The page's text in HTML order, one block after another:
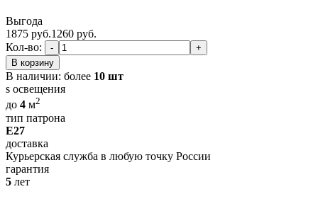
Выгода
1875 руб.1260 руб.
Кол-во:
-
+
В корзину
В наличии: более 10 шт
s освещения
до 4 м2
тип патрона
E27
доставка
Курьерская служба в любую точку России
гарантия
5 лет